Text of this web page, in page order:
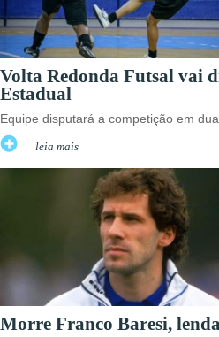
Volta Redonda Futsal vai
Estadual
Equipe disputará a competição em
leia mais
Morre Franco Baresi,